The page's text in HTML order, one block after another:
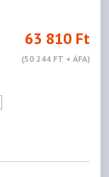
63 810 Ft
(50 244 FT + ÁFA)